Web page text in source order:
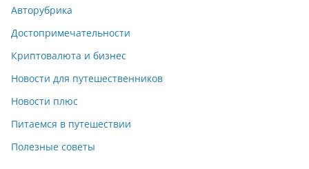
Авторубрика
Достопримечательности
Криптовалюта и бизнес
Новости для путешественников
Новости плюс
Питаемся в путешествии
Полезные советы